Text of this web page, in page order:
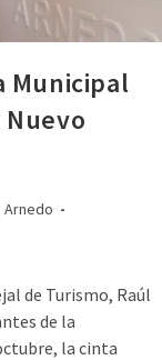
Municipal
Arnedo
de Turismo, Raúl
de la
la cinta